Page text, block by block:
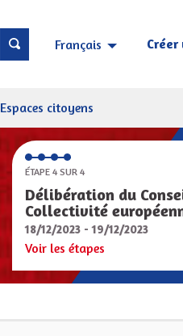
Français Choisir laCréer
Espaces citoyens
ÉTAPE 4 SUR 4
Délibération du
Collectivité
18/12/2023 - 19/12/2023
Voir les étapes